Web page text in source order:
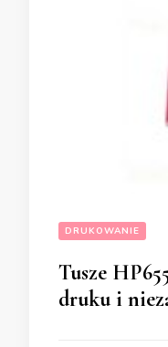
DRUKOWANIE
Tusze
druku i